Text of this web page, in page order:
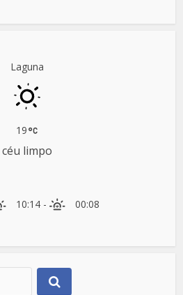
Laguna
19
céu limpo
10:14- 00:08